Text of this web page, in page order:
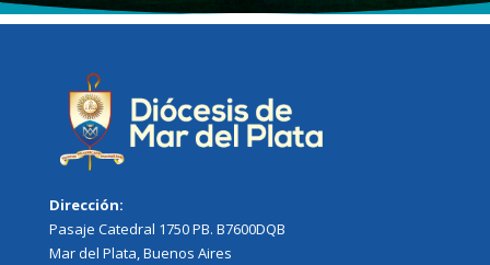
Dirección:
Pasaje Catedral 1750 PB. B7600DQB
Mar del Plata, Buenos Aires